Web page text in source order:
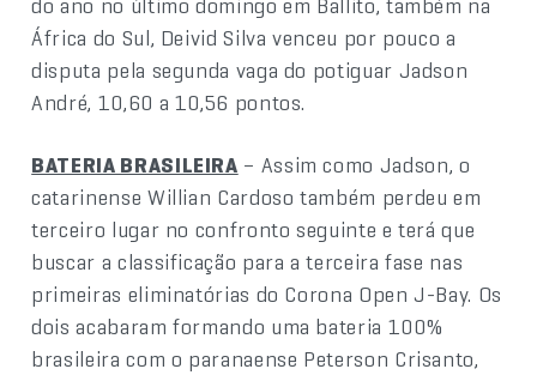
África do Sul, Deivid Silva venceu por pouco a
disputa pela segunda vaga do potiguar Jadson
André, 10,60 a 10,56 pontos.
BATERIA BRASILEIRA – Assim como Jadson, o
catarinense Willian Cardoso também perdeu em
terceiro lugar no confronto seguinte e terá que
buscar a classificação para a terceira fase nas
primeiras eliminatórias do Corona Open J-Bay. Os
dois acabaram formando uma bateria 100%
brasileira com o paranaense Peterson Crisanto,